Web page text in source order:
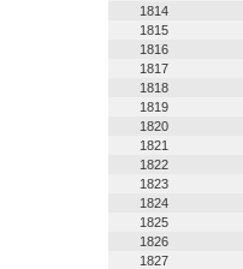
1814
1815
1816
1817
1818
1819
1820
1821
1822
1823
1824
1825
1826
1827